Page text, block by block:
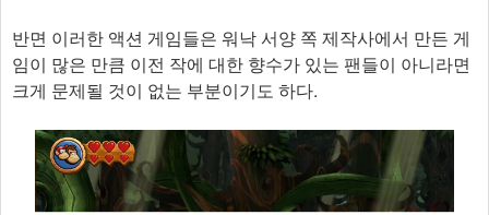
반면 이러한 액션 게임들은 워낙 서양 쪽 제작사에서 만든 게
임이 많은 만큼 이전 작에 대한 향수가 있는 팬들이 아니라면
크게 문제될 것이 없는 부분이기도 하다.